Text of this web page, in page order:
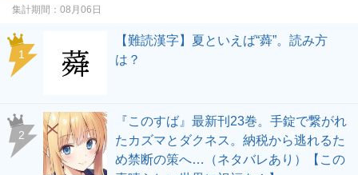
集計期間： 08月06日
1
【難読漢字】夏といえば“蕣”。読み方
は？
2
『このすば』最新刊23巻。手錠で繋がれ
たカズマとダクネス。納税から逃れるた
め禁断の策へ…（ネタバレあり）【この